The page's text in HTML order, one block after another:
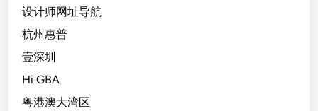
设计师网址导航
杭州惠普
壹深圳
Hi GBA
粤港澳大湾区